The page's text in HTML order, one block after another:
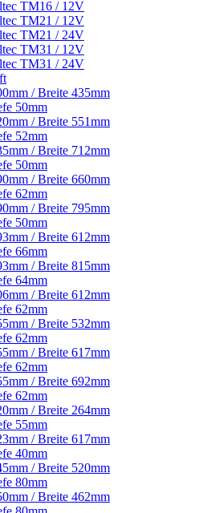
TM16 / 12V
TM21 / 12V
TM21 / 24V
TM31 / 12V
TM31 / 24V
/ Breite 435mm
50mm
/ Breite 551mm
52mm
/ Breite 712mm
50mm
/ Breite 660mm
62mm
/ Breite 795mm
50mm
/ Breite 612mm
66mm
/ Breite 815mm
64mm
/ Breite 612mm
62mm
/ Breite 532mm
62mm
/ Breite 617mm
62mm
/ Breite 692mm
62mm
/ Breite 264mm
55mm
/ Breite 617mm
40mm
/ Breite 520mm
80mm
/ Breite 462mm